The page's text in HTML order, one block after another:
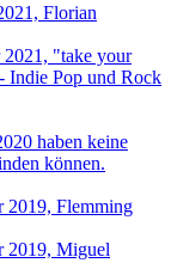
Florian
2021, "take your
Indie Pop und Rock
haben keine
können.
2019, Flemming
2019, Miguel